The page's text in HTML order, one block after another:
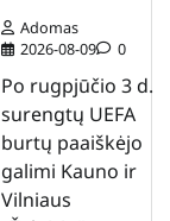
Adomas
2026-08-09
0
Po rugpjūčio 3 d.
surengtų UEFA
burtų paaiškėjo
galimi Kauno ir
Vilniaus